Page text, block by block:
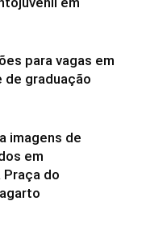
para vagas em
graduação
imagens de
em
do